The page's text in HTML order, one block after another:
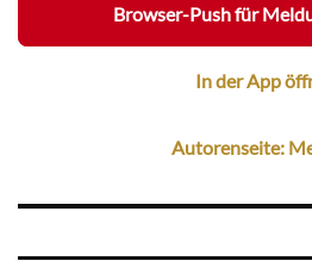
Browser-Push für
In der App
Autorenseite: